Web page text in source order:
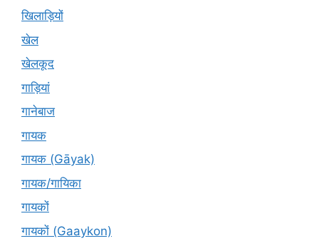
खिलाड़ियों
खेल
खेलकूद
गाड़ियां
गानेबाज
गायक
गायक (Gāyak)
गायक/गायिका
गायकों
गायकों (Gaaykon)